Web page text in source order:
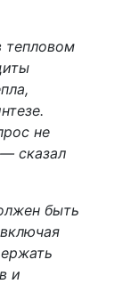
тепловом
не
сказал
быть
и